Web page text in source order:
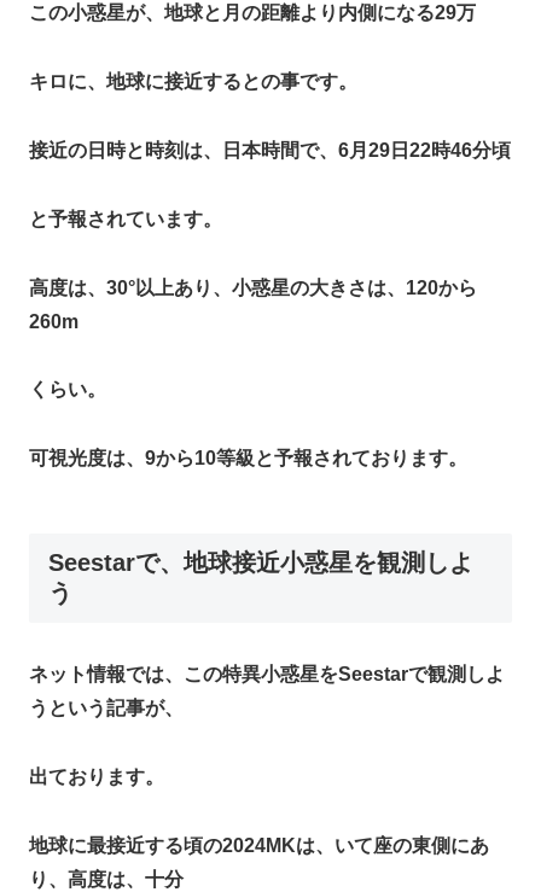
この小惑星が、地球と月の距離より内側になる29万
キロに、地球に接近するとの事です。
接近の日時と時刻は、日本時間で、6月29日22時46分頃
と予報されています。
高度は、30°以上あり、小惑星の大きさは、120から
260m
くらい。
可視光度は、9から10等級と予報されております。
Seestarで、地球接近小惑星を観測しよ
う
ネット情報では、この特異小惑星をSeestarで観測しよ
うという記事が、
出ております。
地球に最接近する頃の2024MKは、いて座の東側にあ
り、高度は、十分